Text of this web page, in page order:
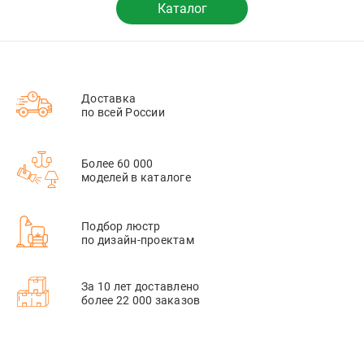
Каталог
Доставка
по всей России
Более 60 000
моделей в каталоге
Подбор люстр
по дизайн-проектам
За 10 лет доставлено
более 22 000 заказов